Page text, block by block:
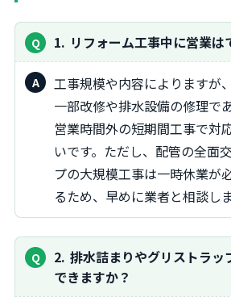
1 リフォーム工事中に営業は
工事規模や内容によりますが、厨房・トイレの
一部改修や排水設備の修理で
営業時間外の短期間工事で対
いです。ただし、配管の全面
プの大規模工事は一時休業が
るため、早めに業者と相談し
2 排水詰まりやグリストラッ
できますか？